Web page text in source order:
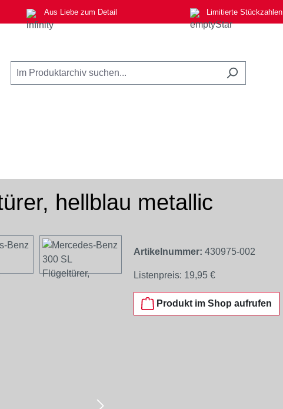
Aus Liebe zum Detail Limitierte Stückzahlen
hellblau metallic
Artikelnummer: 430975-002
Listenpreis: 19,95 €
Produkt im Shop aufrufen